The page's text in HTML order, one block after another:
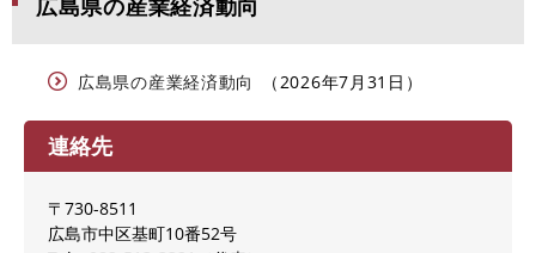
広島県の産業経済動向
広島県の産業経済動向 2026年7月31日
連絡先
〒730-8511
広島市中区基町10番52号